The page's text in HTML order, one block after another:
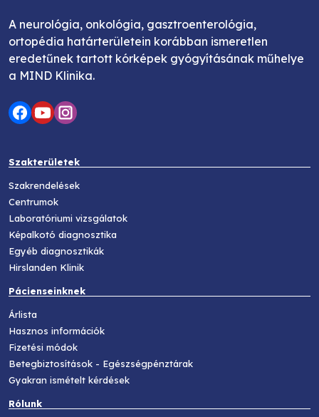
A neurológia, onkológia, gasztroenterológia,
ortopédia határterületein korábban ismeretlen
eredetűnek tartott kórképek gyógyításának műhelye
a MIND Klinika.
Szakterületek
Szakrendelések
Centrumok
Laboratóriumi vizsgálatok
Képalkotó diagnosztika
Egyéb diagnosztikák
Hirslanden Klinik
Pácienseinknek
Árlista
Hasznos információk
Fizetési módok
Betegbiztosítások - Egészségpénztárak
Gyakran ismételt kérdések
Rólunk